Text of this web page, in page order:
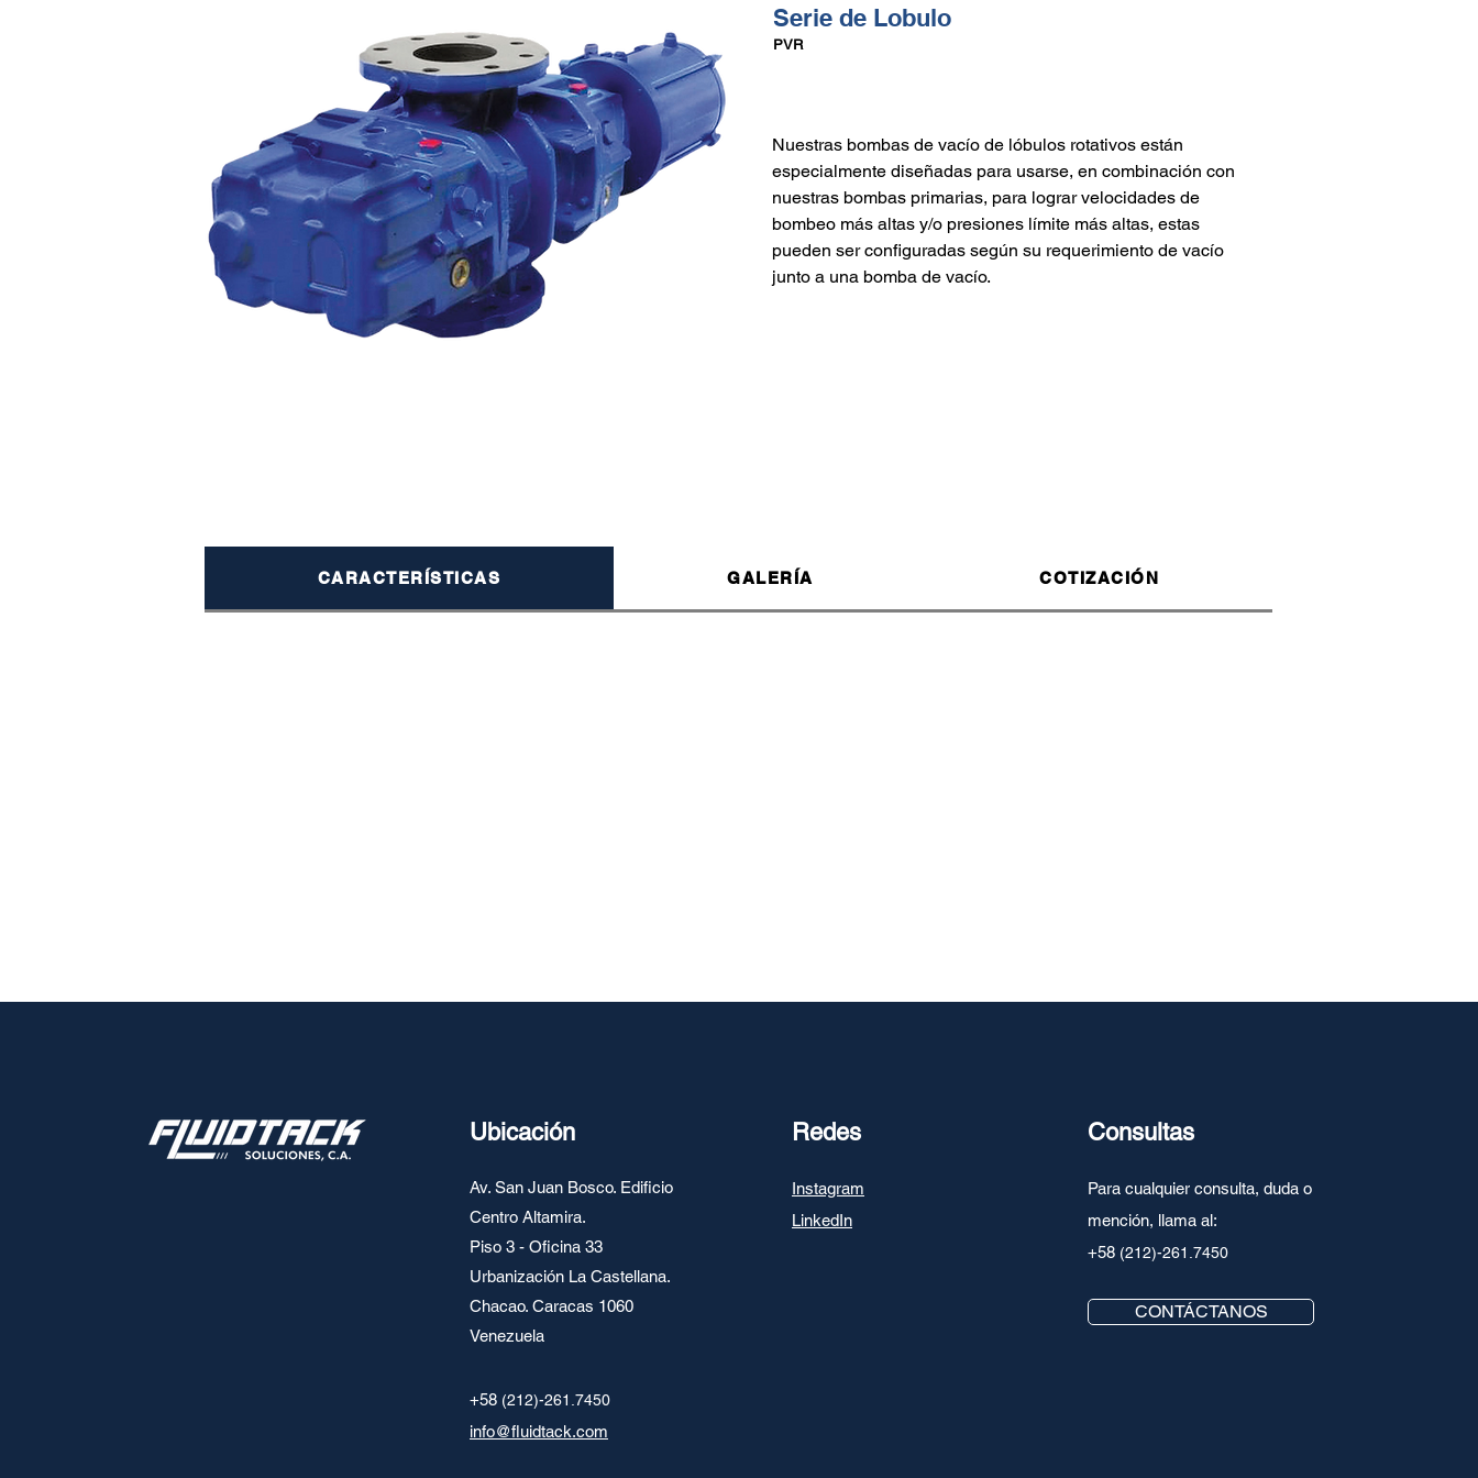
Serie de Lobulo
PVR
Nuestras bombas de vacío de lóbulos rotativos están
especialmente diseñadas para usarse, en combinación con
nuestras bombas primarias, para lograr velocidades de
bombeo más altas y/o presiones límite más altas, estas
pueden ser configuradas según su requerimiento de vacío
junto a una bomba de vacío.
CARACTERÍSTICAS GALERÍA COTIZACIÓN
Ubicación
Av. San Juan Bosco. Edificio
Centro Altamira.
Piso 3 - Oficina 33
Urbanización La Castellana.
Chacao. Caracas 1060
Venezuela
+58 (212)-261.7450
info@fluidtack.com
Redes
Instagram
LinkedIn
Consultas
Para cualquier consulta, duda o
mención, llama al:
+58 (212)-261.7450
CONTÁCTANOS